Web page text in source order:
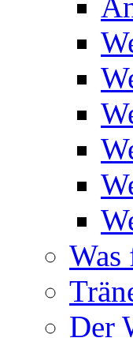
Was
Der